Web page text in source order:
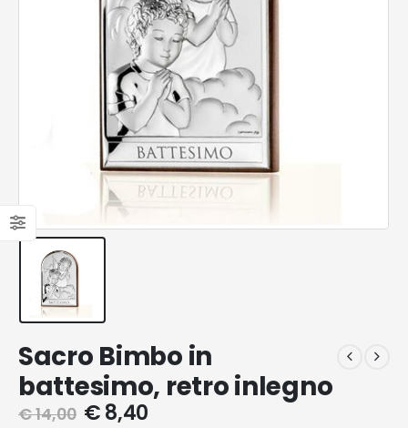
Sacro Bimbo in
battesimo, retro inlegno
€14,00 €8,40